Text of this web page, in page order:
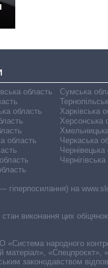
область
область
область
Сумська
Харківська
Херсонська
Черкаська
Чернівецька
гіперпосилання) на
виконання цих
«Система народного
матеріал», «Спецпроєкт»,
законодавством